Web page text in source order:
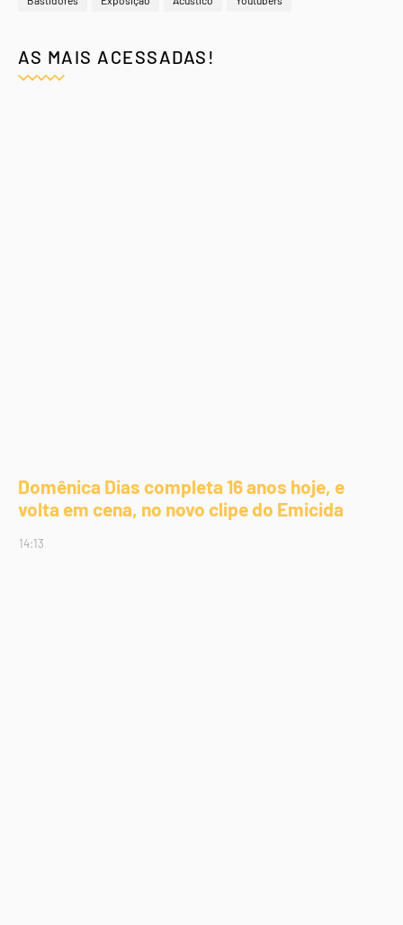
AS MAIS ACESSADAS!
Domênica Dias completa 16 anos hoje, e
volta em cena, no novo clipe do Emicida
14:13